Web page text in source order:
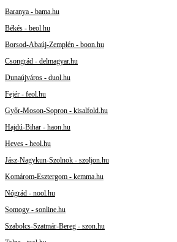
Baranya - bama.hu
Békés - beol.hu
Borsod-Abaúj-Zemplén - boon.hu
Csongrád - delmagyar.hu
Dunaújváros - duol.hu
Fejér - feol.hu
Győr-Moson-Sopron - kisalfold.hu
Hajdú-Bihar - haon.hu
Heves - heol.hu
Jász-Nagykun-Szolnok - szoljon.hu
Komárom-Esztergom - kemma.hu
Nógrád - nool.hu
Somogy - sonline.hu
Szabolcs-Szatmár-Bereg - szon.hu